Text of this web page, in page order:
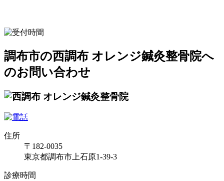
調布市の西調布 オレンジ鍼灸整骨院へ
のお問い合わせ
住所
〒182-0035
東京都調布市上石原1-39-3
診療時間